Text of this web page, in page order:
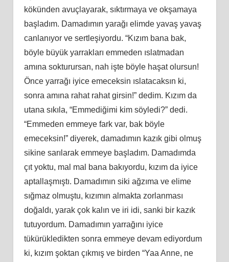
kökünden avuçlayarak, sıktırmaya ve okşamaya
başladım. Damadımın yarağı elimde yavaş yavaş
canlanıyor ve sertleşiyordu. “Kızım bana bak,
böyle büyük yarrakları emmeden ıslatmadan
amına sokturursan, nah işte böyle haşat olursun!
Önce yarrağı iyice emeceksin ıslatacaksın ki,
sonra amına rahat rahat girsin!” dedim. Kızım da
utana sıkıla, “Emmediğimi kim söyledi?” dedi.
“Emmeden emmeye fark var, bak böyle
emeceksin!” diyerek, damadımın kazık gibi olmuş
sikine sarılarak emmeye başladım. Damadımda
çıt yoktu, mal mal bana bakıyordu, kızım da iyice
aptallaşmıştı. Damadımın siki ağzıma ve elime
sığmaz olmuştu, kızımın almakta zorlanması
doğaldı, yarak çok kalın ve iri idi, sanki bir kazık
tutuyordum. Damadımın yarrağını iyice
tükürükledikten sonra emmeye devam ediyordum
ki, kızım şoktan çıkmış ve birden “Yaa Anne, ne